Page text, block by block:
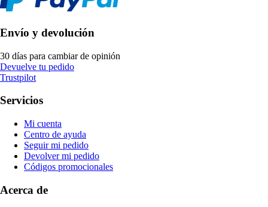
Envío y devolución
30 días para cambiar de opinión
Devuelve tu pedido
Trustpilot
Servicios
Mi cuenta
Centro de ayuda
Seguir mi pedido
Devolver mi pedido
Códigos promocionales
Acerca de